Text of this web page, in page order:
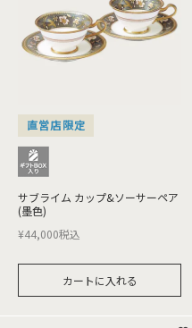
直営店限定
サブライム カップ&ソーサーペア
(墨色)
¥44,000税込
カートに入れる